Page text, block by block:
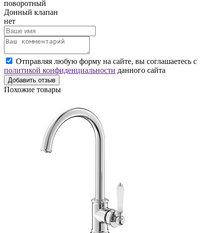
поворотный
Донный клапан
нет
Отправляя любую форму на сайте, вы соглашаетесь с
политикой конфиденциальности данного сайта
Добавить отзыв
Похожие товары